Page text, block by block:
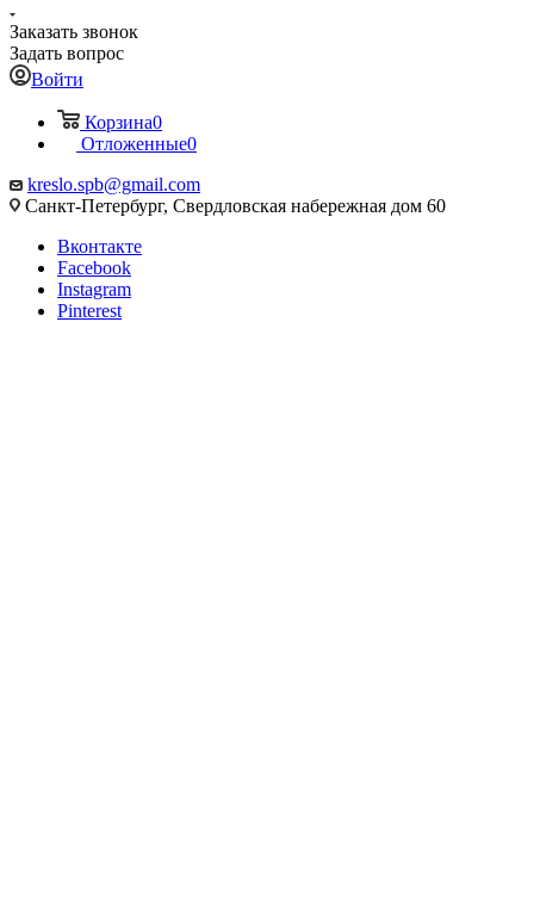
Заказать звонок
Задать вопрос
Войти
Корзина0
Отложенные0
kreslo.spb@gmail.com
Санкт-Петербург, Свердловская набережная дом 60
Вконтакте
Facebook
Instagram
Pinterest